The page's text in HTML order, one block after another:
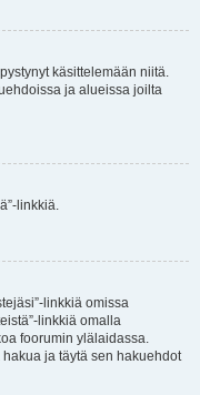
käsittelemään niitä.
ja alueissa joilta
linkkiä.
linkkiä omissa
linkkiä omalla
foorumin ylälaidassa.
ja täytä sen hakuehdot